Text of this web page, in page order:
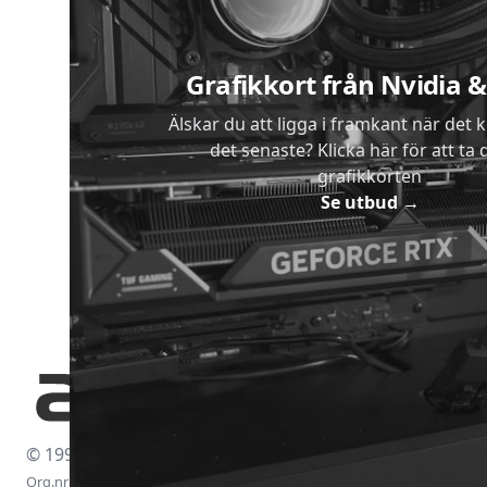
Grafikkort från Nvidia
Älskar du att ligga i framkant när det
det senaste? Klicka här för att ta
grafikkorten
Se utbud→
© 1997-2026
Org.nr: 556438-4260